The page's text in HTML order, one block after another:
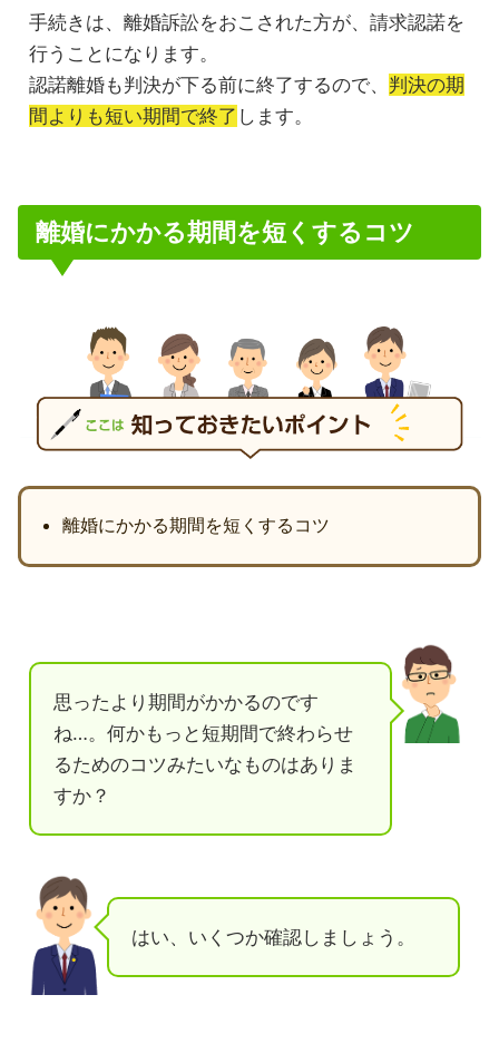
手続きは、離婚訴訟をおこされた方が、請求認諾を
行うことになります。
認諾離婚も判決が下る前に終了するので、 判決の期
間よりも短い期間で終了 します。
離婚にかかる期間を短くするコツ
離婚にかかる期間を短くするコツ
思ったより期間がかかるのです
ね…。何かもっと短期間で終わらせ
るためのコツみたいなものはありま
すか？
はい、いくつか確認しましょう。